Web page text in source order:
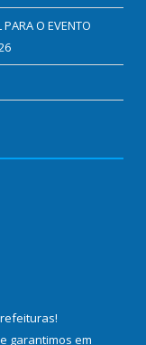
PARA O EVENTO
!
garantimos em